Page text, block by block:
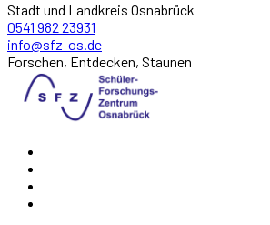
Stadt und Landkreis Osnabrück
0541 982 23931
info@sfz-os.de
Forschen, Entdecken, Staunen